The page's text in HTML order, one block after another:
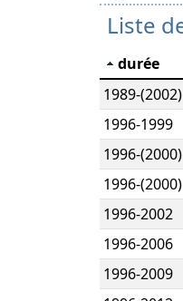
Liste
durée
1989-(2002)
1996-1999
1996-(2000)
1996-(2000)
1996-2002
1996-2006
1996-2009